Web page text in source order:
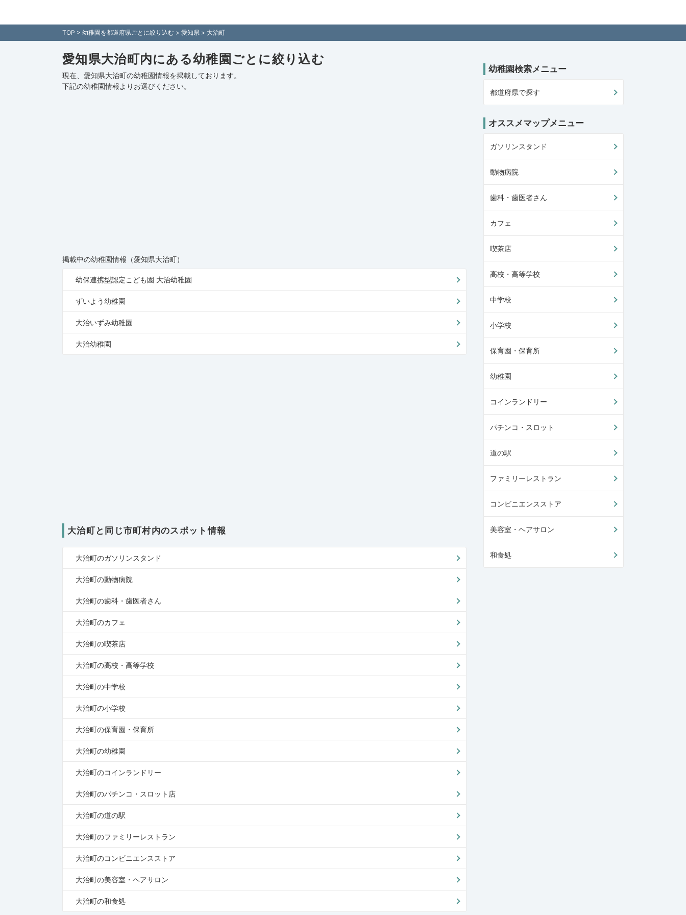
TOP > 幼稚園を都道府県ごとに絞り込む > 愛知県 > 大治町
愛知県大治町内にある幼稚園ごとに絞り込む
現在、愛知県大治町の幼稚園情報を掲載しております。
下記の幼稚園情報よりお選びください。
掲載中の幼稚園情報（愛知県大治町）
幼保連携型認定こども園 大治幼稚園
ずいよう幼稚園
大治いずみ幼稚園
大治幼稚園
大治町と同じ市町村内のスポット情報
大治町のガソリンスタンド
大治町の動物病院
大治町の歯科・歯医者さん
大治町のカフェ
大治町の喫茶店
大治町の高校・高等学校
大治町の中学校
大治町の小学校
大治町の保育園・保育所
大治町の幼稚園
大治町のコインランドリー
大治町のパチンコ・スロット店
大治町の道の駅
大治町のファミリーレストラン
大治町のコンビニエンスストア
大治町の美容室・ヘアサロン
大治町の和食処
幼稚園検索メニュー
都道府県で探す
オススメマップメニュー
ガソリンスタンド
動物病院
歯科・歯医者さん
カフェ
喫茶店
高校・高等学校
中学校
小学校
保育園・保育所
幼稚園
コインランドリー
パチンコ・スロット
道の駅
ファミリーレストラン
コンビニエンスストア
美容室・ヘアサロン
和食処